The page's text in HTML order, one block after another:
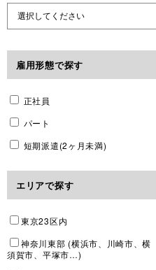
雇用形態で探す
正社員
パート
短期派遣(2ヶ月未満)
エリアで探す
東京23区内
神奈川東部 (横浜市、川崎市、横
須賀市、平塚市…)